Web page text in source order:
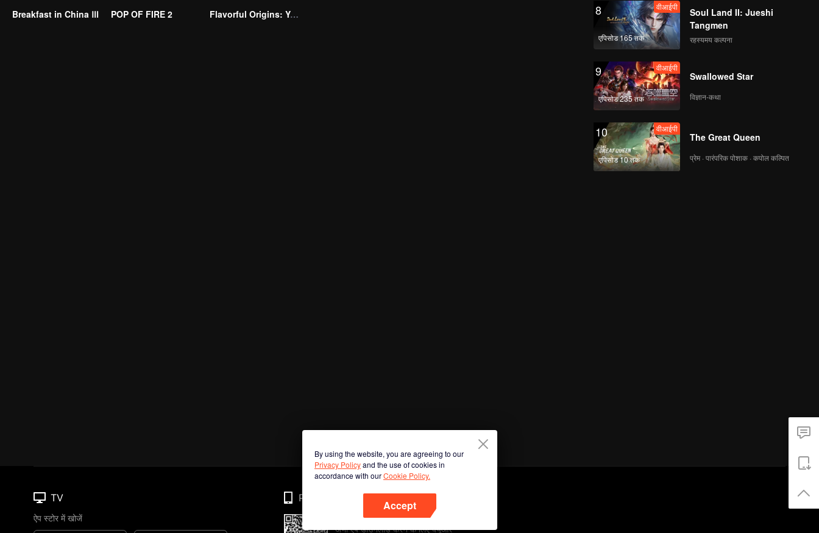
Breakfast in China Ⅲ POP OF FIRE 2 Flavorful Origins: Yun Nan 8
एपिसोड 165 तक
वीआईपी
Soul Land II: Jueshi
Tangmen
रहस्यमय कल्पना
9
एपिसोड 235 तक
वीआईपी
Swallowed Star
विज्ञान-कथा
10
एपिसोड 10 तक
वीआईपी
The Great Queen
प्रेम · पारंपरिक पोशाक · कपोल कल्पित
By using the website, you are agreeing to our
Privacy Policyand the use of cookies in
accordance with ourCookie Policy.
Accept
TV
ऐप स्टोर में खोजें
Phone
अभी ऐप डाउनलोड करने के लिए क्यूआर